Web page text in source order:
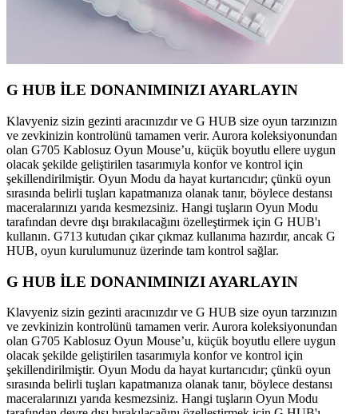
G HUB İLE DONANIMINIZI AYARLAYIN
Klavyeniz sizin gezinti aracınızdır ve G HUB size oyun tarzınızın
ve zevkinizin kontrolünü tamamen verir. Aurora koleksiyonundan
olan G705 Kablosuz Oyun Mouse’u, küçük boyutlu ellere uygun
olacak şekilde geliştirilen tasarımıyla konfor ve kontrol için
şekillendirilmiştir. Oyun Modu da hayat kurtarıcıdır; çünkü oyun
sırasında belirli tuşları kapatmanıza olanak tanır, böylece destansı
maceralarınızı yarıda kesmezsiniz. Hangi tuşların Oyun Modu
tarafından devre dışı bırakılacağını özelleştirmek için G HUB'ı
kullanın. G713 kutudan çıkar çıkmaz kullanıma hazırdır, ancak G
HUB, oyun kurulumunuz üzerinde tam kontrol sağlar.
G HUB İLE DONANIMINIZI AYARLAYIN
Klavyeniz sizin gezinti aracınızdır ve G HUB size oyun tarzınızın
ve zevkinizin kontrolünü tamamen verir. Aurora koleksiyonundan
olan G705 Kablosuz Oyun Mouse’u, küçük boyutlu ellere uygun
olacak şekilde geliştirilen tasarımıyla konfor ve kontrol için
şekillendirilmiştir. Oyun Modu da hayat kurtarıcıdır; çünkü oyun
sırasında belirli tuşları kapatmanıza olanak tanır, böylece destansı
maceralarınızı yarıda kesmezsiniz. Hangi tuşların Oyun Modu